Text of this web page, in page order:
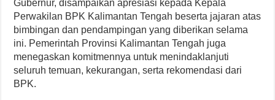
Gubernur, disampaikan apresiasi kepada Kepala
Perwakilan BPK Kalimantan Tengah beserta jajaran atas
bimbingan dan pendampingan yang diberikan selama
ini. Pemerintah Provinsi Kalimantan Tengah juga
menegaskan komitmennya untuk menindaklanjuti
seluruh temuan, kekurangan, serta rekomendasi dari
BPK.